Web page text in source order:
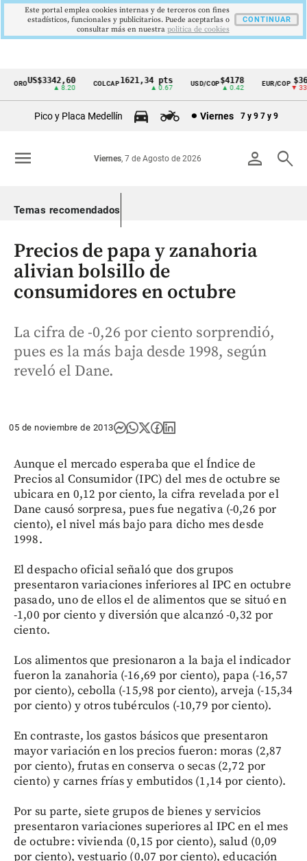
Cintillo
Colombia
OROUS$3342,60
▲ 8.20
COLCAP1621,34 pts
▲ 0.67
USD/COP$4178
▲ 0.42
EUR/COP
▼
Pico y Placa Medellín Viernes 7 y 9 7 y 9
person search
Viernes, 7 de Agosto de 2026
menu
Temas recomendados
Precios de papa y zanahoria
alivian bolsillo de
consumidores en octubre
La cifra de -0,26 por ciento sorprendió,
pues es la más baja desde 1998, según
reveló el Dane.
05 de noviembre de 2013
Aunque el mercado esperaba que el Índice de
Precios al Consumidor (IPC) del mes de octubre se
ubicara en 0,12 por ciento, la cifra revelada por el
Dane causó sorpresa, pues fue negativa (-0,26 por
ciento), el nivel más bajo para dicho mes desde
1998.
El despacho oficial señaló que dos grupos
presentaron variaciones inferiores al IPC en octubre
pasado, uno de ellos el de alimentos que se situó en
-1,00 por ciento y diversión que alcanzó -0,32 por
ciento.
Los alimentos que presionaron a la baja el indicador
fueron la zanahoria (-16,69 por ciento), papa (-16,57
por ciento), cebolla (-15,98 por ciento), arveja (-15,34
por ciento) y otros tubérculos (-10,79 por ciento).
En contraste, los gastos básicos que presentaron
mayor variación en los precios fueron: moras (2,87
por ciento), frutas en conserva o secas (2,72 por
ciento) y carnes frías y embutidos (1,14 por ciento).
Por su parte, siete grupos de bienes y servicios
presentaron variaciones superiores al IPC en el mes
de octubre: vivienda (0,15 por ciento), salud (0,09
por ciento), vestuario (0,07 por ciento), educación
Este portal emplea cookies internas y de terceros con fines
estadísticos, funcionales y publicitarios. Puede aceptarlas o
consultar más en nuestra politica de cookies
CONTINUAR